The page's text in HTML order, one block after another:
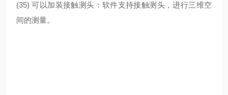
(35) 可以加装接触测头：软件支持接触测头，进行三维空
间的测量。